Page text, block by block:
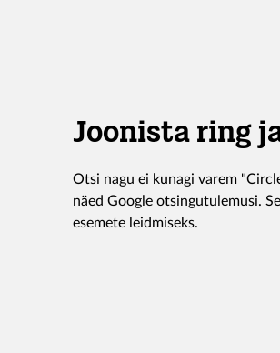
Joonista ring
Otsi nagu ei kunagi varem
näed Google otsingutulemusi.
esemete leidmiseks.